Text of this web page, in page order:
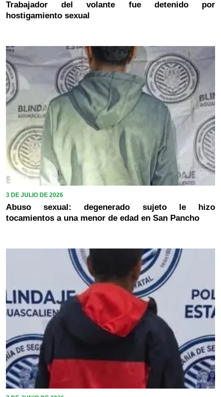
Trabajador del volante fue detenido por
hostigamiento sexual
3 DE JULIO DE 2026
Abuso sexual: degenerado sujeto le hizo
tocamientos a una menor de edad en San Pancho